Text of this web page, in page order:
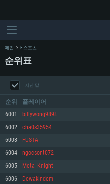
메인 E-스포츠
순위표
지난 달
순위 플레이어
6001 billywong9898
6002 cha0s35954
6003 FUSTA
6004 ngocsont072
6005 Meta_Knight
6006 Dewakindem